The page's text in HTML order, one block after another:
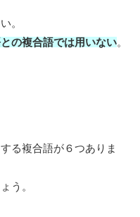
。
の複合語では用いない。
る複合語が６つありま
う。